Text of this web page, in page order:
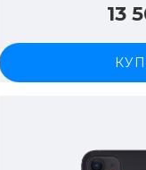
13